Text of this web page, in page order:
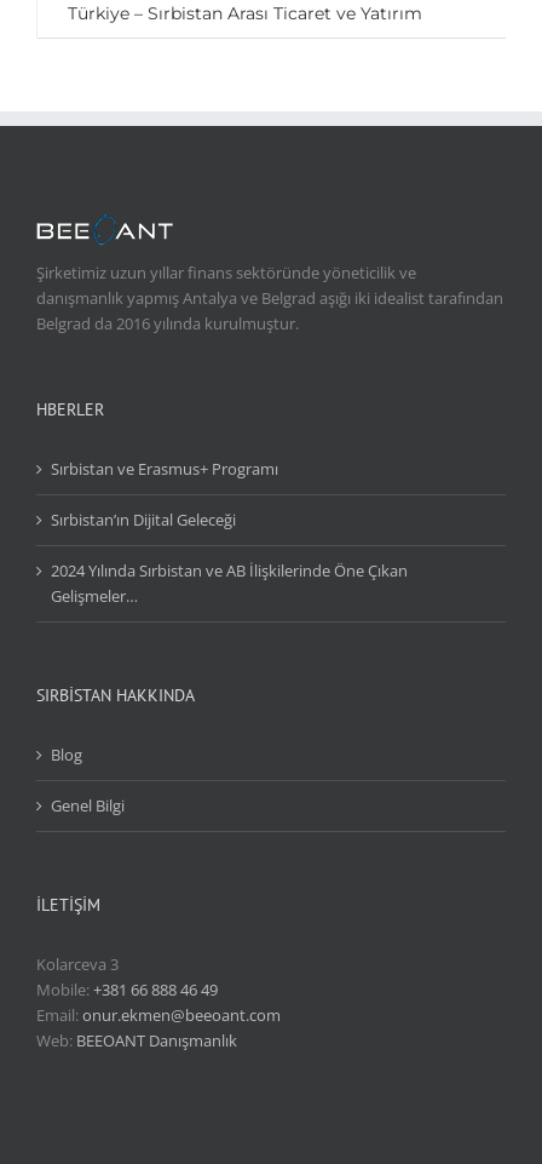
Türkiye – Sırbistan Arası Ticaret ve Yatırım
Şirketimiz uzun yıllar finans sektöründe yöneticilik ve
danışmanlık yapmış Antalya ve Belgrad aşığı iki idealist tarafından
Belgrad da 2016 yılında kurulmuştur.
HBERLER
Sırbistan ve Erasmus+ Programı
Sırbistan’ın Dijital Geleceği
2024 Yılında Sırbistan ve AB İlişkilerinde Öne Çıkan
Gelişmeler…
SIRBİSTAN HAKKINDA
Blog
Genel Bilgi
İLETİŞİM
Kolarceva 3
Mobile:+381 66 888 46 49
Email:onur.ekmen@beeoant.com
Web: BEEOANT Danışmanlık